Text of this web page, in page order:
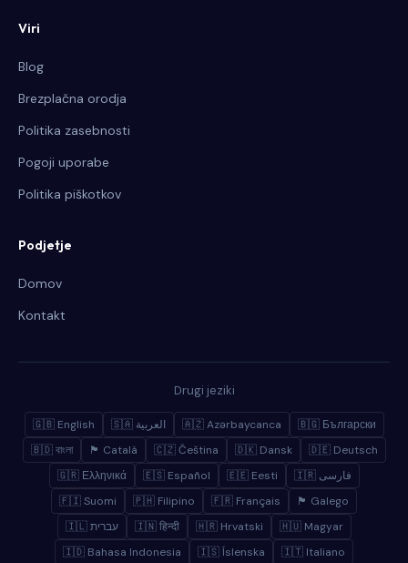
Viri
Blog
Brezplačna orodja
Politika zasebnosti
Pogoji uporabe
Politika piškotkov
Podjetje
Domov
Kontakt
Drugi jeziki
🇬🇧 English 🇸🇦 العربية 🇦🇿 Azərbaycanca
🇧🇬 Български
🇧🇩 বাংলা
🏴 Català 🇨🇿 Čeština 🇩🇰 Dansk
🇩🇪 Deutsch
🇬🇷 Ελληνικά
🇪🇸 Español 🇪🇪 Eesti
🇮🇷 فارسی
🇫🇮 Suomi
🇵🇭 Filipino 🇫🇷 Français
🏴 Galego
🇮🇱 עברית
🇮🇳 हिन्दी 🇭🇷 Hrvatski
🇭🇺 Magyar
🇮🇩 Bahasa Indonesia
🇮🇸 Íslenska 🇮🇹 Italiano